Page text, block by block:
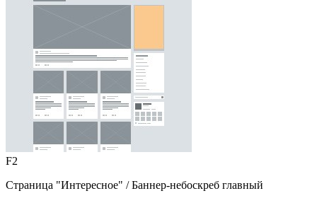
F2
Страница "Интересное" / Баннер-небоскреб главный